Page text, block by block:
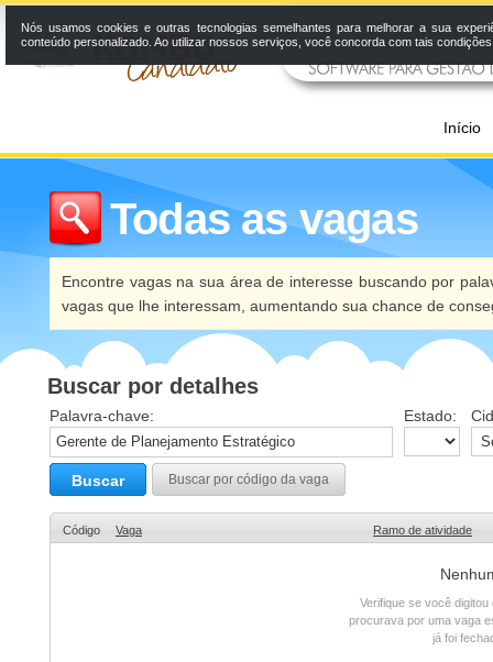
Início
Todas as vagas
Encontre vagas na sua área de interesse buscando por
vagas que lhe interessam, aumentando sua chance de
Buscar por detalhes
Palavra-chave: Estado:
Buscar Buscar por código da vaga
Código Vaga Ramo de atividade
Verifique se você
procurava por uma vaga
já foi
Nós usamos cookies e outras tecnologias semelhantes para melhorar a sua
conteúdo personalizado. Ao utilizar nossos serviços, você concorda com tais